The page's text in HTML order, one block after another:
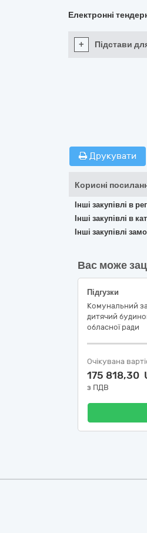
Електронні
+ Підстави
Друкувати
Корисні
Інші закупівлі в
Інші закупівлі в
Інші закупівлі
Вас може
Підгузки
Комунальний
дитячий
обласної ради
Очікувана
175 818,30
з ПДВ